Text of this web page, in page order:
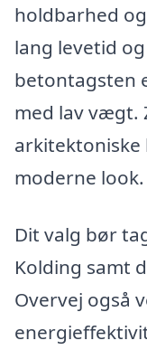
holdbarhed
lang levetid
betontagsten
med lav vægt.
arkitektoniske
moderne look.
Dit valg bør
Kolding samt
Overvej også